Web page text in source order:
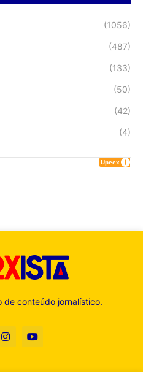
(1056)
(487)
(133)
(50)
(42)
(4)
de conteúdo jornalístico.